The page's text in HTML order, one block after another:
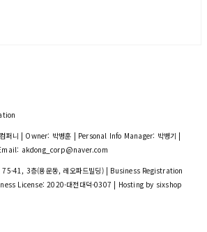
퍼니 | Owner: 박병훈 | Personal Info Manager: 박병기 |
akdong_corp@naver.com
75-41, 3층(용운동, 레오파드빌딩) | Business Registration
License:2020-대전대덕-0307 | Hosting by sixshop